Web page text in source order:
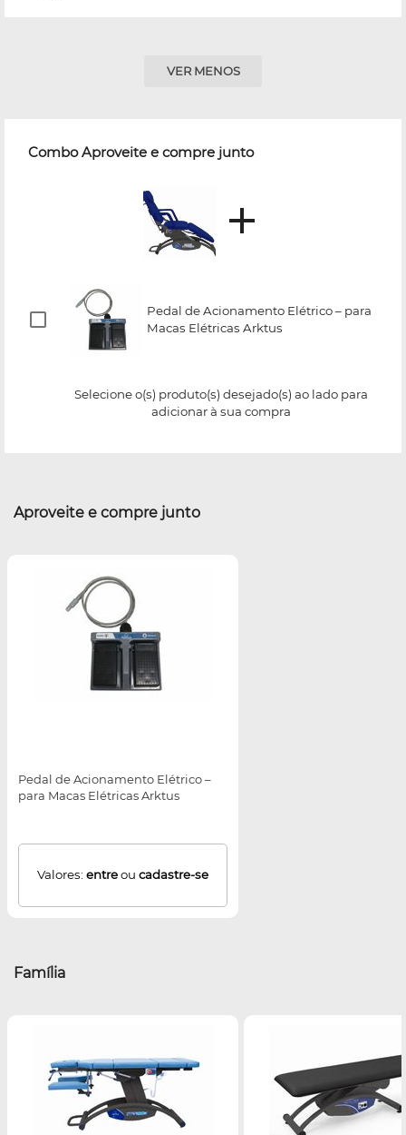
VER MENOS
Combo Aproveite e compre junto
Pedal de Acionamento Elétrico – para
Macas Elétricas Arktus
Selecione o(s) produto(s) desejado(s) ao lado para
adicionar à sua compra
Aproveite e compre junto
Pedal de Acionamento Elétrico –
para Macas Elétricas Arktus
Valores: entreou cadastre-se
Família